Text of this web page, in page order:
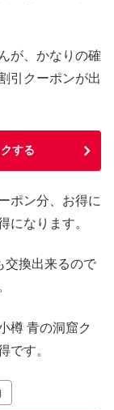
が、かなりの確
引クーポンが出
する
ポン分、お得に
になります。
交換出来るので
樽 青の洞窟ク
です。